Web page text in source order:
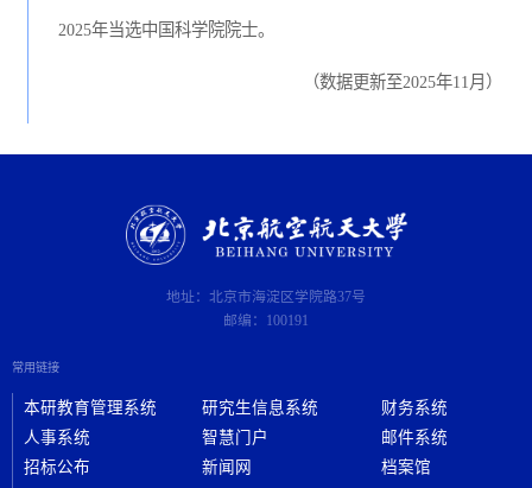
2025年当选中国科学院院士。
（数据更新至2025年11月）
地址：北京市海淀区学院路37号
邮编：100191
常用链接
本研教育管理系统 研究生信息系统
财务系统
人事系统
智慧门户
邮件系统
招标公布
新闻网
档案馆